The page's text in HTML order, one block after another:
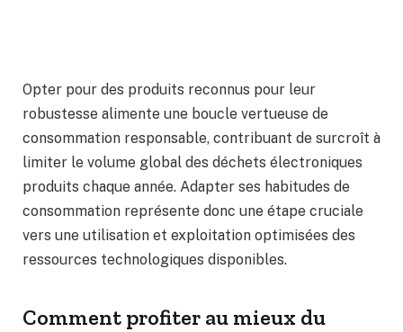
Opter pour des produits reconnus pour leur
robustesse alimente une boucle vertueuse de
consommation responsable, contribuant de surcroît à
limiter le volume global des déchets électroniques
produits chaque année. Adapter ses habitudes de
consommation représente donc une étape cruciale
vers une utilisation et exploitation optimisées des
ressources technologiques disponibles.
Comment profiter au mieux du